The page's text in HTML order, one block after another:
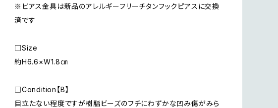
※ピアス金具は新品のアレルギーフリーチタンフックピアスに交換
済です
□Size
約H6.6×W1.8㎝
□Condition【B】
目立たない程度ですが樹脂ビーズのフチにわずかな凹み傷がみら